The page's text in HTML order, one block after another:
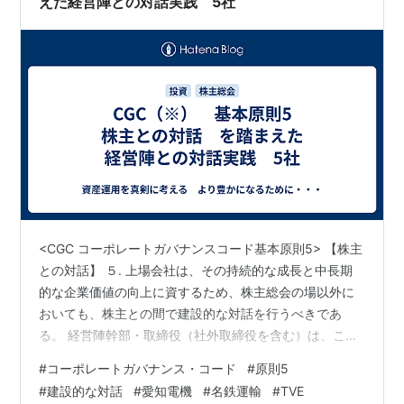
<CGC コーポレートガバナンスコード基本原則5> 【株主
との対話】 ５. 上場会社は、その持続的な成長と中長期
的な企業価値の向上に資するため、株主総会の場以外に
おいても、株主との間で建設的な対話を行うべきであ
る。 経営陣幹部・取締役（社外取締役を含む）は、こう
に正当な関心を払うとともに、自らの経営方針を株主に
分かりやすい形で明確に説明しその理解を得る努力を行
#コーポレートガバナンス・コード #原則5
#建設的な対話 #愛知電機 #名鉄運輸 #TVE